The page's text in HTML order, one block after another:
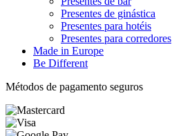
Presentes de ginástica
Presentes para hotéis
Presentes para corredores
Made in Europe
Be Different
Métodos de pagamento seguros